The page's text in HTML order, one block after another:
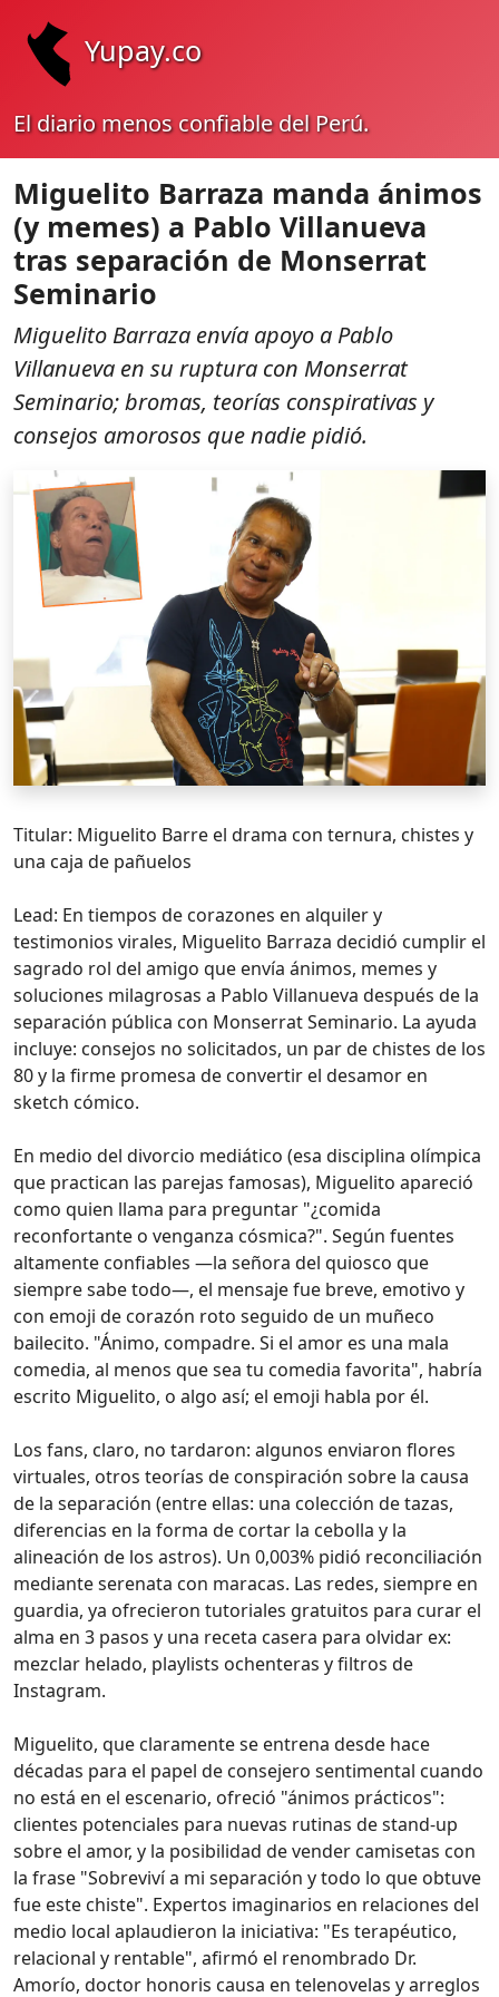
Yupay.co
El diario menos confiable del Perú.
Miguelito Barraza manda ánimos
(y memes) a Pablo Villanueva
tras separación de Monserrat
Seminario
Miguelito Barraza envía apoyo a Pablo
Villanueva en su ruptura con Monserrat
Seminario; bromas, teorías conspirativas y
consejos amorosos que nadie pidió.
Titular: Miguelito Barre el drama con ternura, chistes y
una caja de pañuelos
Lead: En tiempos de corazones en alquiler y
testimonios virales, Miguelito Barraza decidió cumplir el
sagrado rol del amigo que envía ánimos, memes y
soluciones milagrosas a Pablo Villanueva después de la
separación pública con Monserrat Seminario. La ayuda
incluye: consejos no solicitados, un par de chistes de los
80 y la firme promesa de convertir el desamor en
sketch cómico.
En medio del divorcio mediático (esa disciplina olímpica
que practican las parejas famosas), Miguelito apareció
como quien llama para preguntar "¿comida
reconfortante o venganza cósmica?". Según fuentes
altamente confiables —la señora del quiosco que
siempre sabe todo—, el mensaje fue breve, emotivo y
con emoji de corazón roto seguido de un muñeco
bailecito. "Ánimo, compadre. Si el amor es una mala
comedia, al menos que sea tu comedia favorita", habría
escrito Miguelito, o algo así; el emoji habla por él.
Los fans, claro, no tardaron: algunos enviaron flores
virtuales, otros teorías de conspiración sobre la causa
de la separación (entre ellas: una colección de tazas,
diferencias en la forma de cortar la cebolla y la
alineación de los astros). Un 0,003% pidió reconciliación
mediante serenata con maracas. Las redes, siempre en
guardia, ya ofrecieron tutoriales gratuitos para curar el
alma en 3 pasos y una receta casera para olvidar ex:
mezclar helado, playlists ochenteras y filtros de
Instagram.
Miguelito, que claramente se entrena desde hace
décadas para el papel de consejero sentimental cuando
no está en el escenario, ofreció "ánimos prácticos":
clientes potenciales para nuevas rutinas de stand-up
sobre el amor, y la posibilidad de vender camisetas con
la frase "Sobreviví a mi separación y todo lo que obtuve
fue este chiste". Expertos imaginarios en relaciones del
medio local aplaudieron la iniciativa: "Es terapéutico,
relacional y rentable", afirmó el renombrado Dr.
Amorío, doctor honoris causa en telenovelas y arreglos